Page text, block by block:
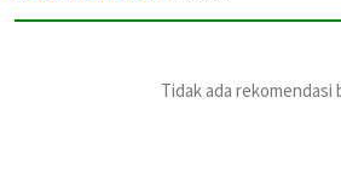
Tidak ada rekomendasi